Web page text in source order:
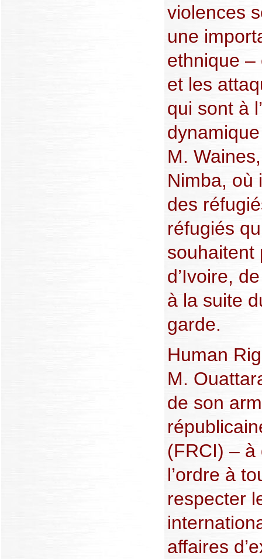
violences
une
ethnique –
et les
qui sont à
M.
Nimba, où
des
réfugiés
souhaitent
d’Ivoire,
à la suite
garde.
Human
M.
de son
(FRCI) –
l’ordre à
respecter
affaires